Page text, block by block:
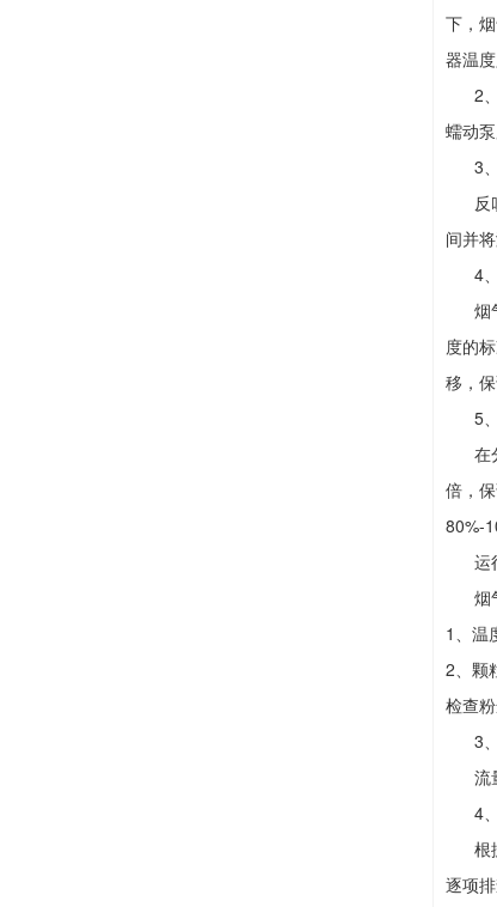
下，
器温
2、
蠕动
3、
反吹
间并
4、
烟气
度的
移，
5、
在分
倍，
80%-
运
烟气
1、温
2、颗
检查
3、
流量
4、
根据
逐项